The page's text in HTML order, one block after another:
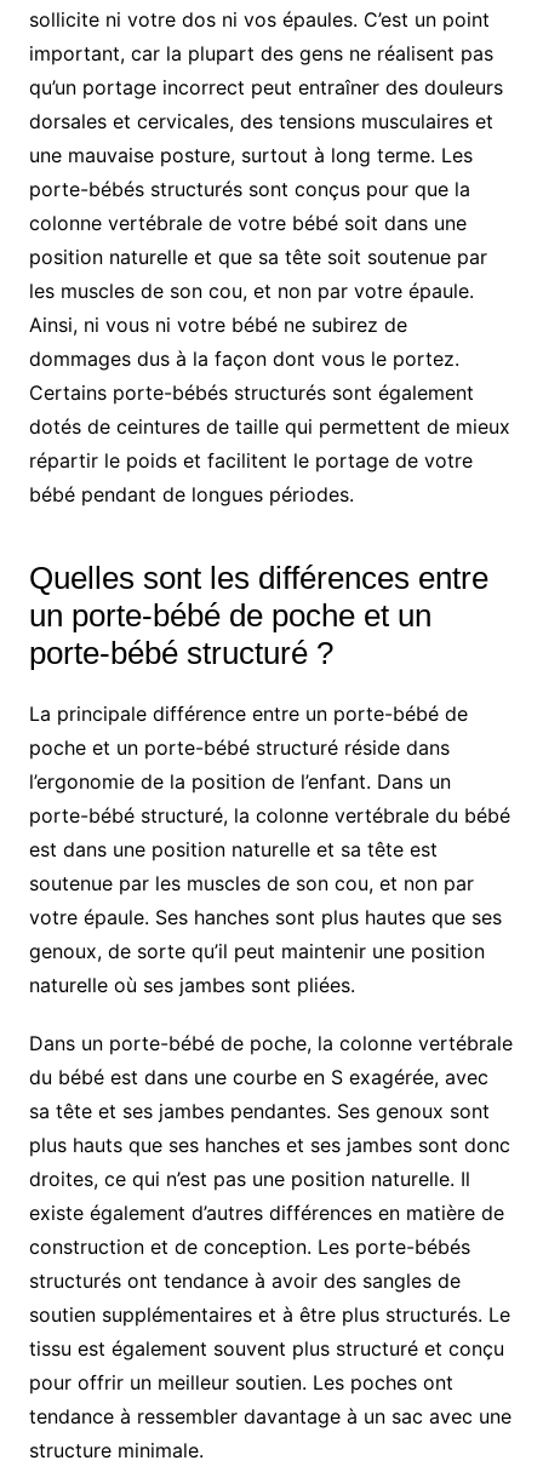
sollicite ni votre dos ni vos épaules. C’est un point
important, car la plupart des gens ne réalisent pas
qu’un portage incorrect peut entraîner des douleurs
dorsales et cervicales, des tensions musculaires et
une mauvaise posture, surtout à long terme. Les
porte-bébés structurés sont conçus pour que la
colonne vertébrale de votre bébé soit dans une
position naturelle et que sa tête soit soutenue par
les muscles de son cou, et non par votre épaule.
Ainsi, ni vous ni votre bébé ne subirez de
dommages dus à la façon dont vous le portez.
Certains porte-bébés structurés sont également
dotés de ceintures de taille qui permettent de mieux
répartir le poids et facilitent le portage de votre
bébé pendant de longues périodes.
Quelles sont les différences entre
un porte-bébé de poche et un
porte-bébé structuré ?
La principale différence entre un porte-bébé de
poche et un porte-bébé structuré réside dans
l’ergonomie de la position de l’enfant. Dans un
porte-bébé structuré, la colonne vertébrale du bébé
est dans une position naturelle et sa tête est
soutenue par les muscles de son cou, et non par
votre épaule. Ses hanches sont plus hautes que ses
genoux, de sorte qu’il peut maintenir une position
naturelle où ses jambes sont pliées.
Dans un porte-bébé de poche, la colonne vertébrale
du bébé est dans une courbe en S exagérée, avec
sa tête et ses jambes pendantes. Ses genoux sont
plus hauts que ses hanches et ses jambes sont donc
droites, ce qui n’est pas une position naturelle. Il
existe également d’autres différences en matière de
construction et de conception. Les porte-bébés
structurés ont tendance à avoir des sangles de
soutien supplémentaires et à être plus structurés. Le
tissu est également souvent plus structuré et conçu
pour offrir un meilleur soutien. Les poches ont
tendance à ressembler davantage à un sac avec une
structure minimale.